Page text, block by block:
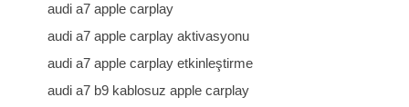
audi a7 apple carplay
audi a7 apple carplay aktivasyonu
audi a7 apple carplay etkinleştirme
audi a7 b9 kablosuz apple carplay